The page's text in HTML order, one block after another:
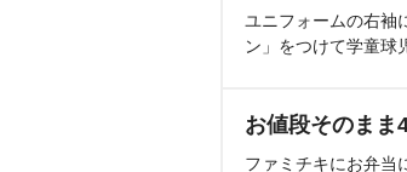
ユニフォームの右袖
ン」をつけて学童球
お値段そのまま
ファミチキにお弁当